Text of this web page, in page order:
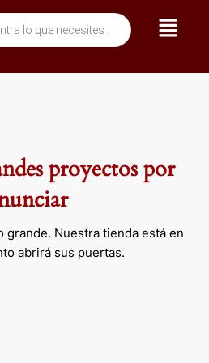
Menú
proyectos por
grande. Nuestra tienda está en
abrirá sus puertas.